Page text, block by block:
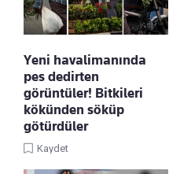
Yeni havalimanında
pes dedirten
görüntüler! Bitkileri
kökünden söküp
götürdüler
Kaydet